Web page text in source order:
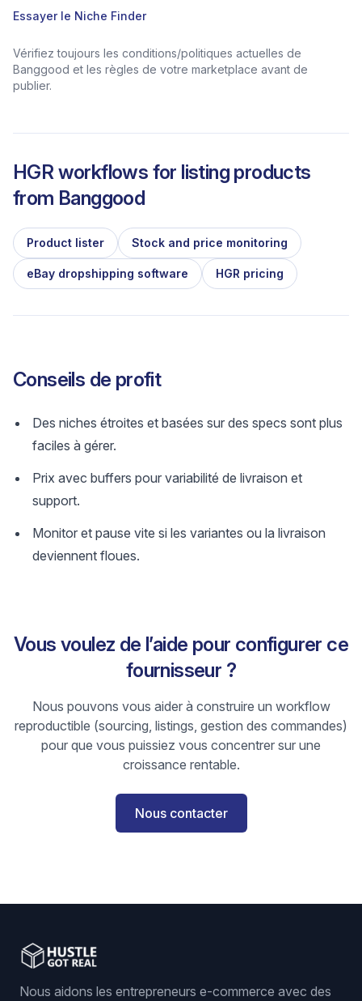
Essayer le Niche Finder
Vérifiez toujours les conditions/politiques actuelles de
Banggood et les règles de votre marketplace avant de
publier.
HGR workflows for listing products
from Banggood
Product lister Stock and price monitoring
eBay dropshipping software HGR pricing
Conseils de profit
Des niches étroites et basées sur des specs sont plus
faciles à gérer.
Prix avec buffers pour variabilité de livraison et
support.
Monitor et pause vite si les variantes ou la livraison
deviennent floues.
Vous voulez de l’aide pour configurer ce
fournisseur ?
Nous pouvons vous aider à construire un workflow
reproductible (sourcing, listings, gestion des commandes)
pour que vous puissiez vous concentrer sur une
croissance rentable.
Nous contacter
Nous aidons les entrepreneurs e-commerce avec des